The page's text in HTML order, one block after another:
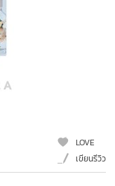
LOVE
เขียนรีวิว